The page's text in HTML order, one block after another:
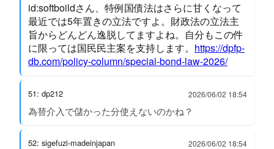
id:softboildさん、特例国債法はさらに甘くなって
最近では5年置きの立法ですよ。財政法の立法主
旨からどんどん逸脱してますよね。自分もこの件
に限っては国民民主案を支持します。 https://dpfp-
db.com/policy-column/special-bond-law-2026/
51: dp212 2026/06/02 18:54
為替介入で儲かった分使えないのかね？
52: sigefuzi-madeinjapan 2026/06/02 18:54